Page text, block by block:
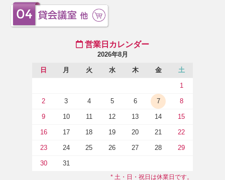
営業日カレンダー
2026年8月
日 月 火 水 木 金 土
1
2 3 4 5 6 7 8
9 10 11 12 13 14 15
16 17 18 19 20 21 22
23 24 25 26 27 28 29
30 31
* 土・日・祝日は休業日です。